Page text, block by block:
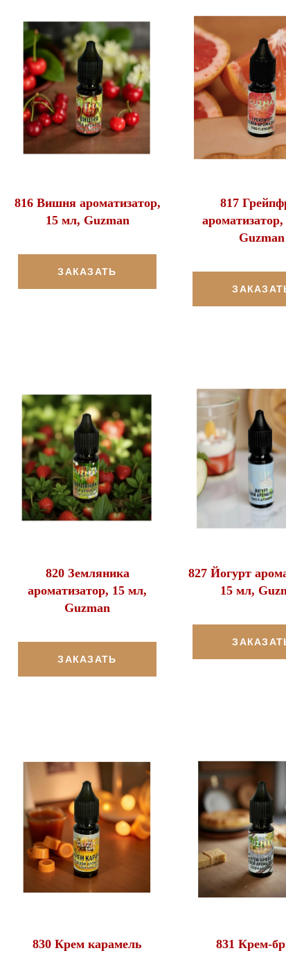
816 Вишня ароматизатор,
15 мл, Guzman
ЗАКАЗАТЬ
817
Guzman
820 Земляника
ароматизатор, 15 мл,
Guzman
ЗАКАЗАТЬ
827 Йогурт
15 мл,
830 Крем карамель
831 Крем-